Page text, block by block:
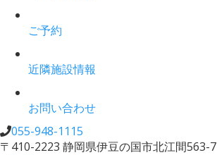
ご予約
近隣施設情報
お問い合わせ
055-948-1115
〒410-2223 静岡県伊豆の国市北江間563-7